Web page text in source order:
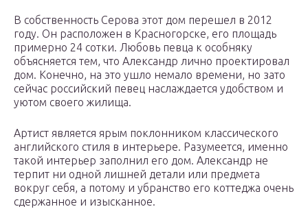
В собственность Серова этот дом перешел в 2012
году. Он расположен в Красногорске, его площадь
примерно 24 сотки. Любовь певца к особняку
объясняется тем, что Александр лично проектировал
дом. Конечно, на это ушло немало времени, но зато
сейчас российский певец наслаждается удобством и
уютом своего жилища.
Артист является ярым поклонником классического
английского стиля в интерьере. Разумеется, именно
такой интерьер заполнил его дом. Александр не
терпит ни одной лишней детали или предмета
вокруг себя, а потому и убранство его коттеджа очень
сдержанное и изысканное.